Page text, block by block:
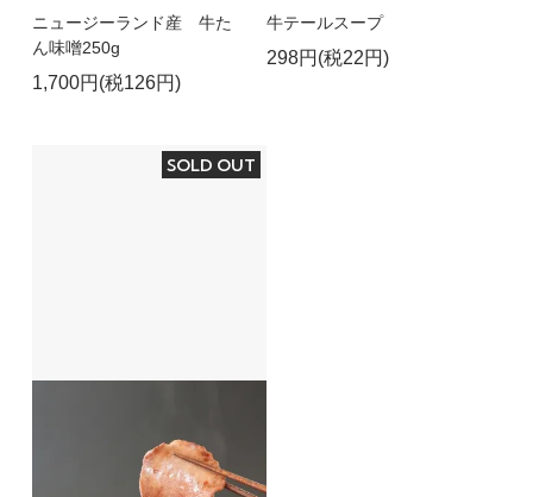
ニュージーランド産 牛た
ん味噌250g
1,700円(税126円)
牛テールスープ
298円(税22円)
SOLD OUT